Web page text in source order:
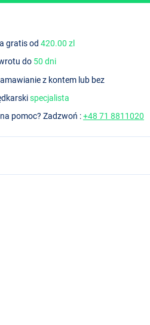
gratis od420.00 zl
do 50 dni
z kontem lub bez
specjalista
pomoc? Zadzwoń :+48 71 8811020